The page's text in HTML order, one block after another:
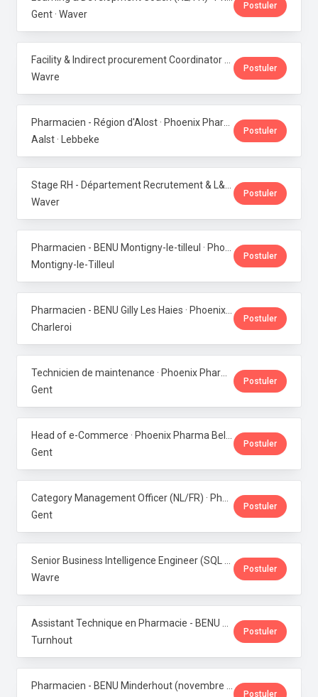
Gent · Waver
Postuler
Wavre
Postuler
Aalst · Lebbeke
Postuler
Waver
Postuler
Montigny-le-Tilleul
Postuler
Charleroi
Postuler
Gent
Postuler
Gent
Postuler
Gent
Postuler
Wavre
Postuler
Turnhout
Postuler
Postuler